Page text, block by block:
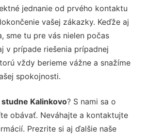
jednanie od prvého kontaktu
vašej zákazky. Keďže aj
sme tu pre vás nielen počas
v prípade riešenia prípadnej
vždy berieme vážne a snažíme
spokojnosti.
Kalinkovo? S nami sa o
obávať. Neváhajte a kontaktujte
Prezrite si aj ďalšie naše